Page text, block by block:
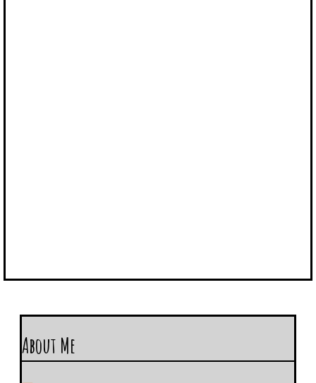
About Me